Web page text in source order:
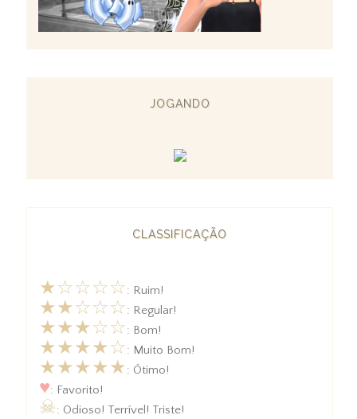
JOGANDO
CLASSIFICAÇÃO
★☆☆☆☆: Ruim!
★★☆☆☆: Regular!
★★★☆☆: Bom!
★★★★☆: Muito Bom!
★★★★★: Ótimo!
♥: Favorito!
☠: Odioso! Terrível! Triste!